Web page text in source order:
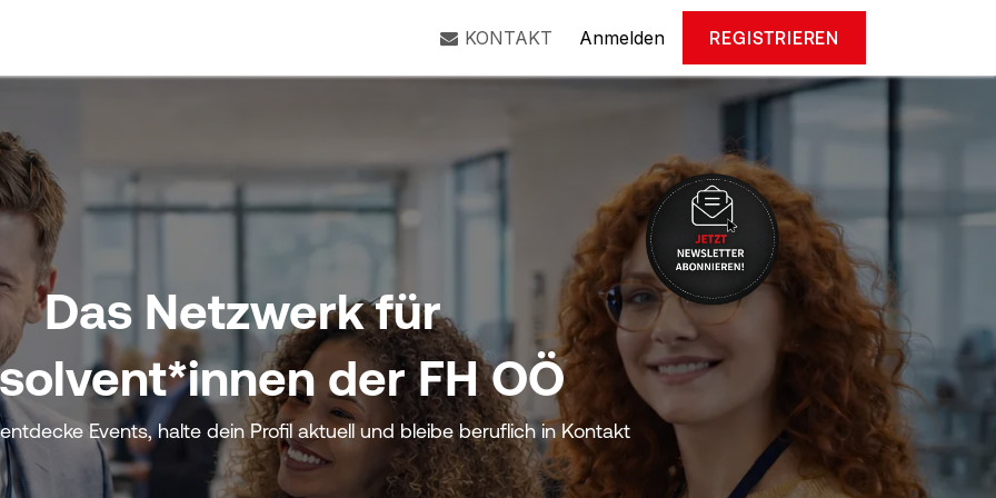
KONTAKT Anmelden REGISTRIEREN
Das Netzwerk für
der FH OÖ
Events, halte dein Profil aktuell und bleibe beruflich in Kontakt